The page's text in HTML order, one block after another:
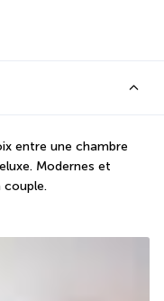
entre une chambre
Modernes et
couple.